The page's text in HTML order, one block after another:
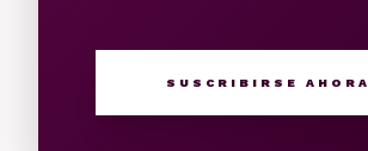
SUSCRIBIRSE AHORA